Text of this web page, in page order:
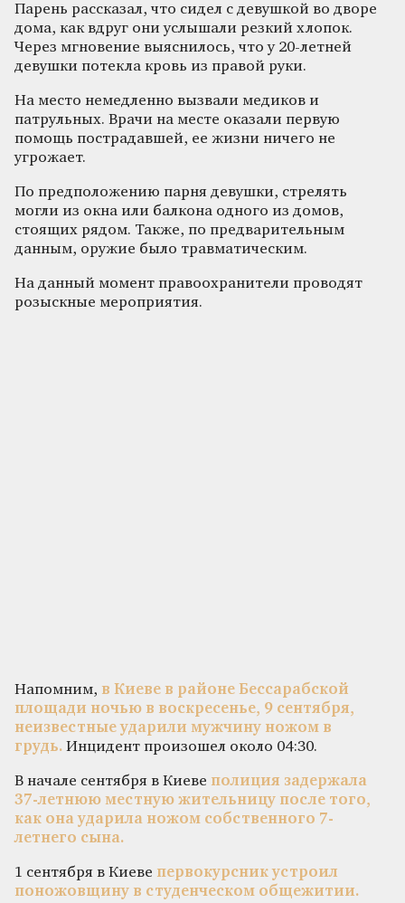
Парень рассказал, что сидел с девушкой во дворе
дома, как вдруг они услышали резкий хлопок.
Через мгновение выяснилось, что у 20-летней
девушки потекла кровь из правой руки.
На место немедленно вызвали медиков и
патрульных. Врачи на месте оказали первую
помощь пострадавшей, ее жизни ничего не
угрожает.
По предположению парня девушки, стрелять
могли из окна или балкона одного из домов,
стоящих рядом. Также, по предварительным
данным, оружие было травматическим.
На данный момент правоохранители проводят
розыскные мероприятия.
Напомним, в Киеве в районе Бессарабской
площади ночью в воскресенье, 9 сентября,
неизвестные ударили мужчину ножом в
грудь. Инцидент произошел около 04:30.
В начале сентября в Киеве полиция задержала
37-летнюю местную жительницу после того,
как она ударила ножом собственного 7-
летнего сына.
1 сентября в Киеве первокурсник устроил
поножовщину в студенческом общежитии.